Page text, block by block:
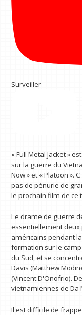
Surveiller
« Full Metal Jacket »
sur la guerre du
Now » et « Platoon ».
pas de pénurie de
le prochain film de ce
Le drame de guerre
essentiellement deux
américains pendant
formation sur le
du Sud, et se
Davis (Matthew
(Vincent D'Onofrio).
vietnamiennes de Da
Il est difficile de